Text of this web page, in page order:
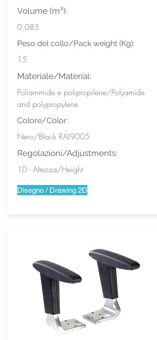
Volume (m³):
0,085
Peso del collo/Pack weight (Kg):
15
Materiale/Material:
Poliammide e polipropilene/Polyamide
and polypropylene
Colore/Color:
Nero/Black RAL9005
Regolazioni/Adjustments:
1D - Altezza/Height
Disegno / Drawing 2D